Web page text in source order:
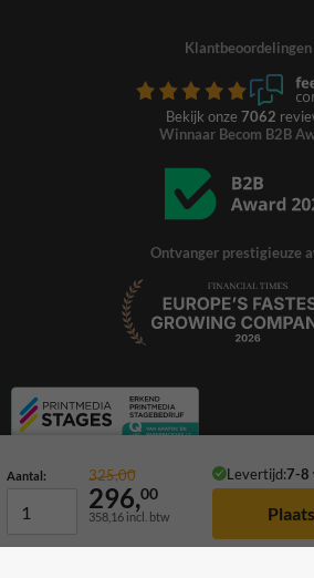
Aantal: 325,00 Levertijd:7-8
296,00
358,16 incl. btw
Klantbeoordelingen
Bekijk onze 7062
Winnaar Becom B2B
Ontvanger prestigieuze
© 2026 TrafficSupply. Alle rechten